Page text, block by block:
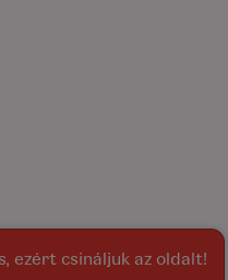
ezért csináljuk az oldalt!